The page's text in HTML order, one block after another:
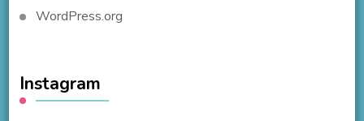
WordPress.org
Instagram